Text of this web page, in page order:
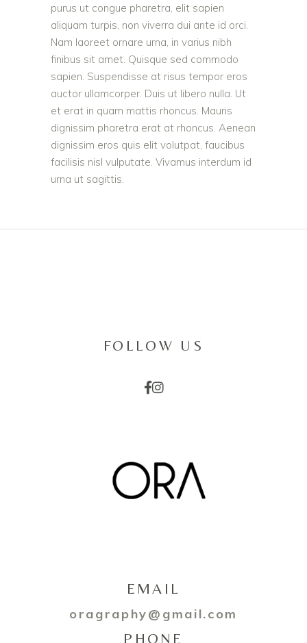
purus ut congue pharetra, elit sapien
aliquam turpis, non viverra dui ante id orci.
Nam laoreet ornare urna, in varius nibh
finibus sit amet. Quisque sed commodo
sapien. Suspendisse at risus tempor eros
auctor ullamcorper. Duis ut libero nulla. Ut
et erat in quam mattis rhoncus. Mauris
dignissim pharetra erat at rhoncus. Aenean
dignissim eros quis elit volutpat, faucibus
facilisis nisl vulputate. Vivamus interdum id
urna ut sagittis.
FOLLOW US
EMAIL
oragraphy@gmail.com
PHONE